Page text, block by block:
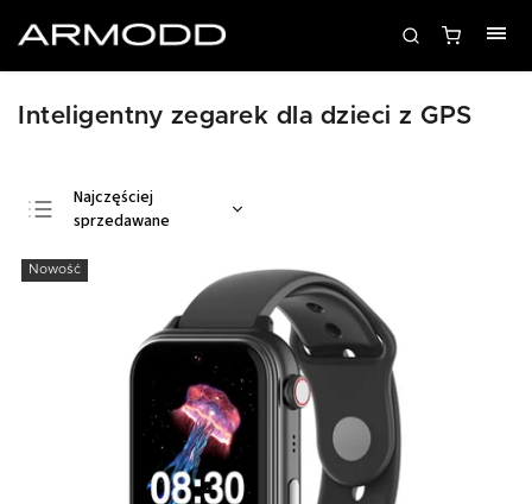
Inteligentny zegarek dla dzieci z GPS
Najczęściej
sprzedawane
Najdroższe
Alfabetycznie
Nowość